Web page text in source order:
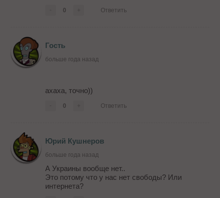
0 Ответить
Гость
больше года назад
ахаха, точно))
0 Ответить
Юрий Кушнеров
больше года назад
А Украины вообще нет..
Это потому что у нас нет свободы? Или
интернета?